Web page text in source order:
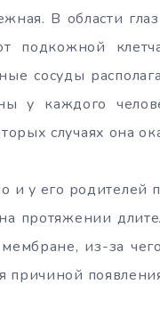
В области
подкожной
сосуды
у каждого
случаях она
и у его родителей
протяжении
из-за
причиной